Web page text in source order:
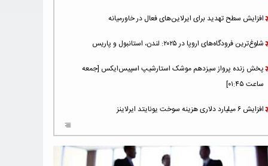
افزایش سطح تهدید برای ایرلاین‌های فعال در خاورمیانه
شلوغ‌ترین فرودگاه‌های اروپا در ۲۰۲۵: لندن، استانبول و پاریس
پخش زنده پرواز سیزدهم موشک استارشیپ اسپیس‌ایکس [جمعه
ساعت ۰۱:۴۵]
افزایش ۶ میلیارد دلاری هزینه‌ سوخت یونایتد ایرلاینز
هوش مصنوعی وارد تعمیر و بازرسی موتورهای هواپیما شد
حمله هوایی به تأسیسات فرودگاه سمنان